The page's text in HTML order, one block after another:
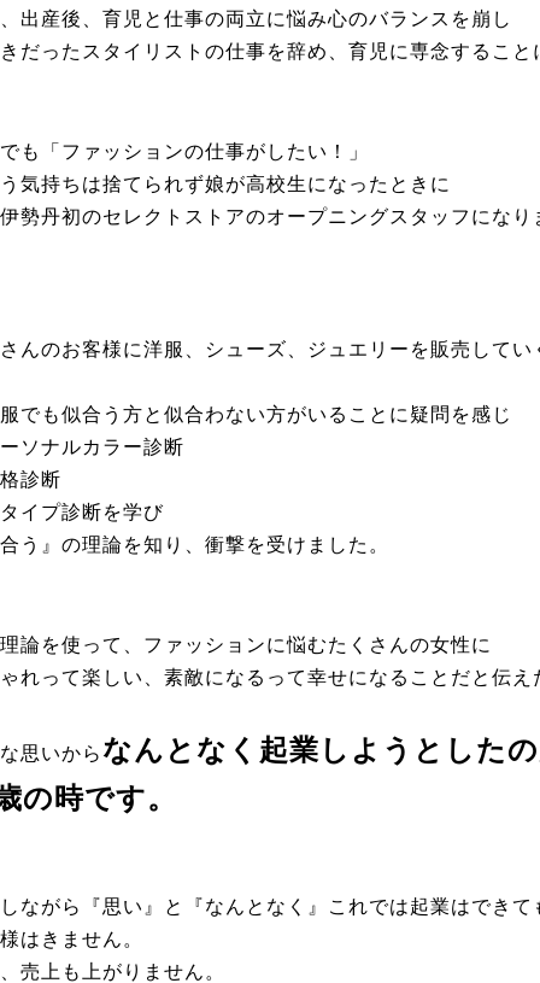
出産後、育児と仕事の両立に悩み心のバランスを崩し
だったスタイリストの仕事を辞め、育児に専念すること
も「ファッションの仕事がしたい！」
気持ちは捨てられず娘が高校生になったときに
勢丹初のセレクトストアのオープニングスタッフになり
んのお客様に洋服、シューズ、 ジュエリーを販売してい
でも似合う方と似合わない方がいることに疑問を感じ
ソナルカラー診断
診断
イプ診断を学び
う』の理論を知り、衝撃を受けました。
論を使って、ファッションに悩むたくさんの女性に
れって楽しい、 素敵になるって幸せになることだと伝え
思いから なんとなく起業しようとした
の時です。
ながら『思い』と『なんとなく』これでは起業はできて
はきません。
売上も上がりません。